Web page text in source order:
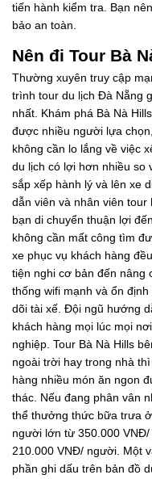
tiến hành kiểm tra. Bạn
bảo an toàn.
Nên đi Tour Bà
Thường xuyên truy cập
trình tour du lịch Đà Nẵng
nhất. Khám phá Bà Nà
được nhiều người lựa
không cần lo lắng về việc
du lịch có lợi hơn nhiều so
sắp xếp hành lý và lên xe
dẫn viên và nhân viên
bạn di chuyển thuận lợi
không cần mất công tìm
xe phục vụ khách hàng
tiện nghi cơ bản đến nâng
thống wifi mạnh và ổn
dõi tài xế. Đội ngũ hướng
khách hàng mọi lúc mọi
nghiệp. Tour Bà Nà Hills
ngoài trời hay trong nhà
hàng nhiều món ăn ngon
thác. Nếu đang phân vân
thể thưởng thức bữa trưa
người lớn từ 350.000
210.000 VNĐ/ người. Một
phần ghi dấu trên bản đồ